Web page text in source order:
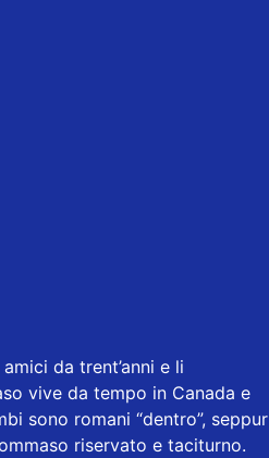
da trent’anni e li
vive da tempo in Canada e
sono romani “dentro”, seppur
riservato e taciturno.